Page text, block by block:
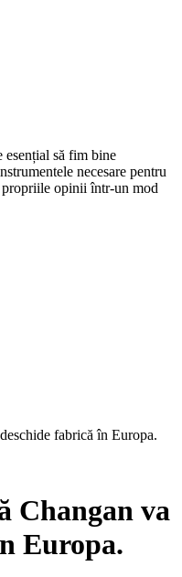
esențial să fim bine
necesare pentru
opinii într-un mod
fabrică în Europa.
Changan va
Europa.